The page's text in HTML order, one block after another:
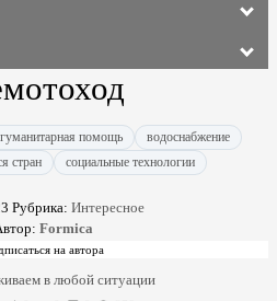
гуманитарная помощь
водоснабжение
стран
социальные технологии
Рубрика: Интересное
Formica
в любой ситуации